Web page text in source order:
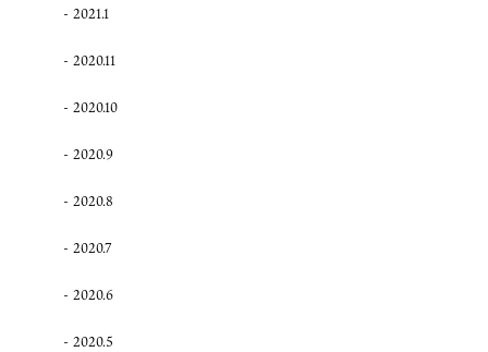
2021.1
2020.11
2020.10
2020.9
2020.8
2020.7
2020.6
2020.5